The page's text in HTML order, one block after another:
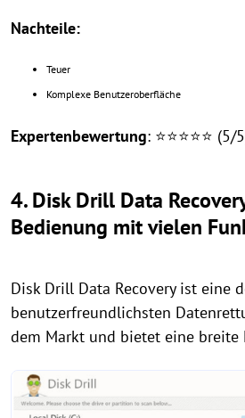
Nachteile:
Teuer
Komplexe Benutzeroberfläche
Expertenbewertung: ⭐⭐⭐⭐⭐ (5/
4. Disk Drill Data
Bedienung mit vielen
Disk Drill Data Recovery ist eine
benutzerfreundlichsten
dem Markt und bietet eine